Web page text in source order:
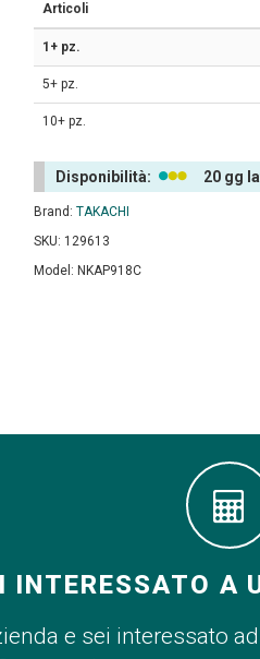
Articoli
1+ pz.
5+ pz.
10+ pz.
Disponibilità: 20 gg
Brand: TAKACHI
SKU: 129613
Model: NKAP918C
INTERESSATO A
e sei interessato